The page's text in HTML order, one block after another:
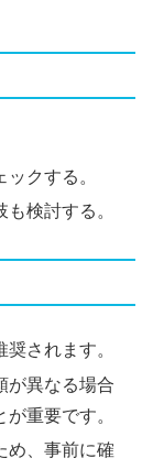
ックする​ ​。
も検討する​​。
されます。
が異なる場合
が重要です​​。
め、事前に確